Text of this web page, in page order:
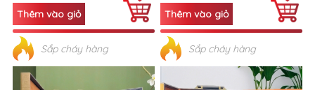
Sắp cháy hàng Sắp cháy hàng